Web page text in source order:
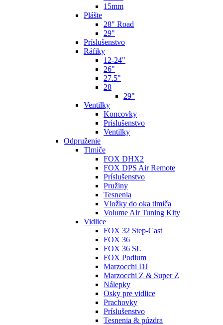
15mm
Plášte
28" Road
29"
Príslušenstvo
Ráfiky
12-24"
26"
27.5"
28
29"
Ventilky
Koncovky
Príslušenstvo
Ventilky
Odpruženie
Tlmiče
FOX DHX2
FOX DPS Air Remote
Príslušenstvo
Pružiny
Tesnenia
Vložky do oka tlmiča
Volume Air Tuning Kity
Vidlice
FOX 32 Step-Cast
FOX 36
FOX 36 SL
FOX Podium
Marzocchi DJ
Marzocchi Z & Super Z
Nálepky
Osky pre vidlice
Prachovky
Príslušenstvo
Tesnenia & púzdra